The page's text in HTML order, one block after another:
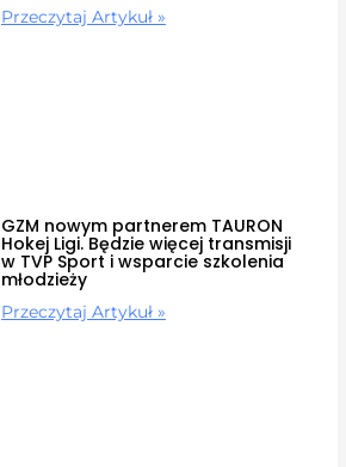
Przeczytaj Artykuł »
GZM nowym partnerem TAURON
Hokej Ligi. Będzie więcej transmisji
w TVP Sport i wsparcie szkolenia
młodzieży
Przeczytaj Artykuł »